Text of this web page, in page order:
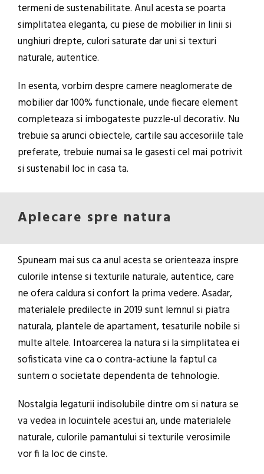
termeni de sustenabilitate. Anul acesta se poarta
simplitatea eleganta, cu piese de mobilier in linii si
unghiuri drepte, culori saturate dar uni si texturi
naturale, autentice.
In esenta, vorbim despre camere neaglomerate de
mobilier dar 100% functionale, unde fiecare element
completeaza si imbogateste puzzle-ul decorativ. Nu
trebuie sa arunci obiectele, cartile sau accesoriile tale
preferate, trebuie numai sa le gasesti cel mai potrivit
si sustenabil loc in casa ta.
Aplecare spre natura
Spuneam mai sus ca anul acesta se orienteaza inspre
culorile intense si texturile naturale, autentice, care
ne ofera caldura si confort la prima vedere. Asadar,
materialele predilecte in 2019 sunt lemnul si piatra
naturala, plantele de apartament, tesaturile nobile si
multe altele. Intoarcerea la natura si la simplitatea ei
sofisticata vine ca o contra-actiune la faptul ca
suntem o societate dependenta de tehnologie.
Nostalgia legaturii indisolubile dintre om si natura se
va vedea in locuintele acestui an, unde materialele
naturale, culorile pamantului si texturile verosimile
vor fi la loc de cinste.